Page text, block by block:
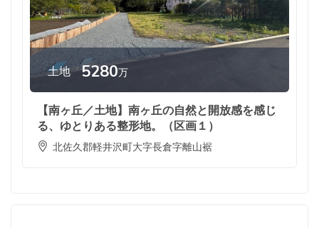
土地 5280万
【南ヶ丘／土地】南ヶ丘の自然と開放感を感じ
る、ゆとりある整形地。（区画１）
北佐久郡軽井沢町大字長倉字離山裾